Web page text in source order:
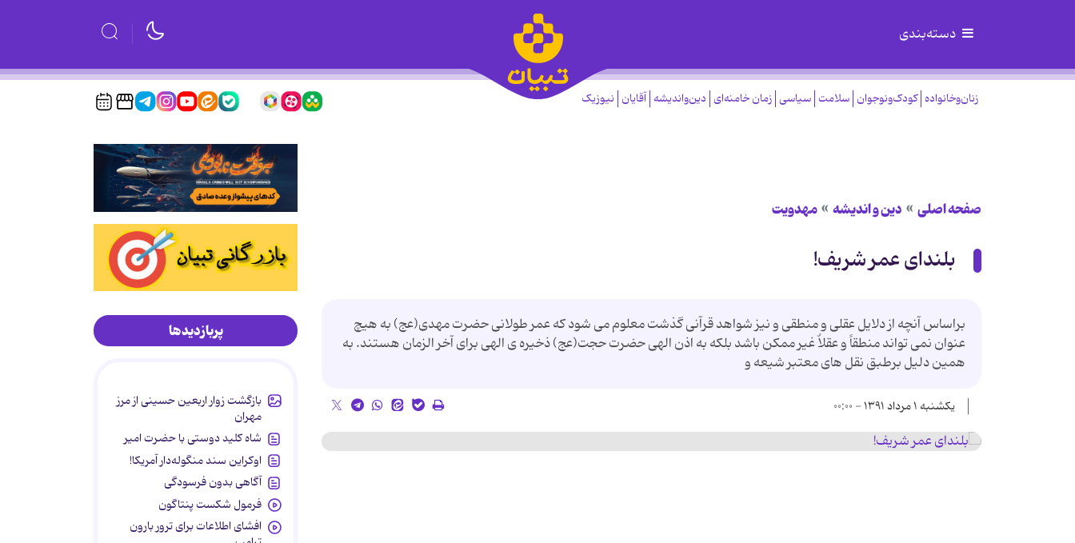
دسته‌بندی
زنان‌وخانواده کودک‌ونوجوان سلامت سیاسی زمان خامنه‌ای دین‌واندیشه آقایان نیوزیک
صفحه اصلی دین و اندیشه مهدویت
بلندای عمر شریف!
براساس آنچه از دلایل عقلی و منطقی و نیز شواهد قرآنی گذشت معلوم می شود که عمر طولانی حضرت مهدی(عج) به هیچ
عنوان نمی تواند منطقاً و عقلاٌ غیر ممکن باشد بلکه به اذن الهی حضرت حجت(عج) ذخیره ی الهی برای آخر الزمان هستند. به
همین دلیل برطبق نقل های معتبر شیعه و
یکشنبه ۱ مرداد ۱۳۹۱ - ۰۰:۰۰
پربازدیدها
بازگشت زوار اربعین حسینی از مرز
مهران
شاه کلید دوستی با حضرت امیر
اوکراین سند منگوله‌دار آمریکا!
آگاهی بدون فرسودگی
فرمول شکست پنتاگون
افشای اطلاعات برای ترور بارون